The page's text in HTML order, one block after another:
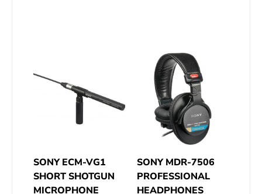
SONY ECM-VG1
SHORT SHOTGUN
MICROPHONE
SONY MDR-7506
PROFESSIONAL
HEADPHONES